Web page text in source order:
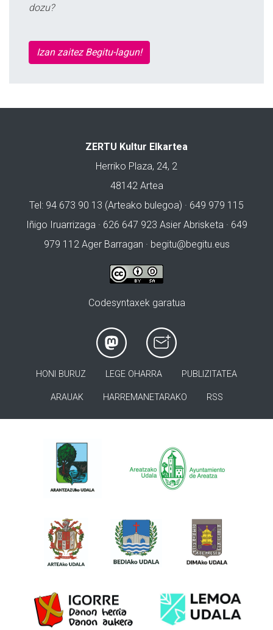
dozu?
Izan zaitez Begitu-lagun!
ZERTU Kultur Elkartea
Herriko Plaza, 24, 2
48142 Artea
Tel: 94 673 90 13 (Arteako bulegoa) · 649 979 115
Iñigo Iruarrizaga · 626 647 923 Asier Abrisketa · 649
979 112 Ager Barragan · begitu@begitu.eus
Codesyntaxek garatua
HONI BURUZ LEGE OHARRA PUBLIZITATEA
ARAUAK HARREMANETARAKO RSS